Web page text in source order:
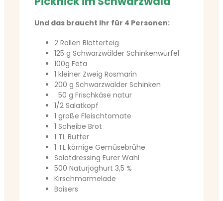
Und das braucht Ihr für 4 Personen:
2 Rollen Blätterteig
125 g Schwarzwälder Schinkenwürfel
100g Feta
1 kleiner Zweig Rosmarin
200 g Schwarzwälder Schinken
50 g Frischkäse natur
1/2 Salatkopf
1 große Fleischtomate
1 Scheibe Brot
1 TL Butter
1 TL körnige Gemüsebrühe
Salatdressing Eurer Wahl
500 Naturjoghurt 3,5 %
Kirschmarmelade
Baisers